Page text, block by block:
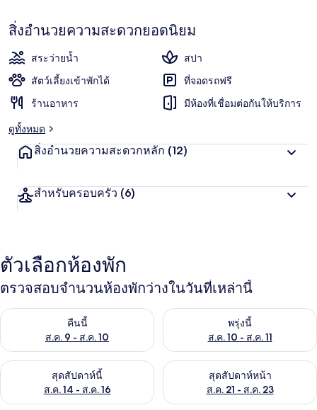
สิ่งอำนวยความสะดวกยอดนิยม
สระว่ายน้ำ
สปา
สัตว์เลี้ยงเข้าพักได้
ที่จอดรถฟรี
ร้านอาหาร
มีห้องที่เชื่อมต่อกันให้บริการ
ดูทั้งหมด
สิ่งอำนวยความสะดวกหลัก (12)
สำหรับครอบครัว (6)
ตัวเลือกห้องพัก
ตรวจสอบจำนวนห้องพักว่างในวันที่เหล่านี้
คืนนี้
ส.ค. 9 - ส.ค. 10
ตรวจสอบจำนวนห้องพักว่างในคืนนี้ ส.ค. 9 - ส.ค. 10
พรุ่งนี้
ส.ค. 10 - ส.ค. 11
ตรวจสอบจำนวนห้องพักว่างใน
สุดสัปดาห์นี้
ส.ค. 14 - ส.ค. 16
ตรวจสอบจำนวนห้องพักว่างในสุดสัปดาห์นี้ ส.ค. 14 - ส.ค. 16
สุดสัปดาห์หน้า
ส.ค. 21 - ส.ค. 23
ตรวจสอบจำนวนห้องพักว่างใน